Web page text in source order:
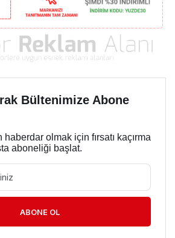
Bültenimize Abone
olmak için fırsatı kaçırma
aboneliği başlat.
ABONE OL